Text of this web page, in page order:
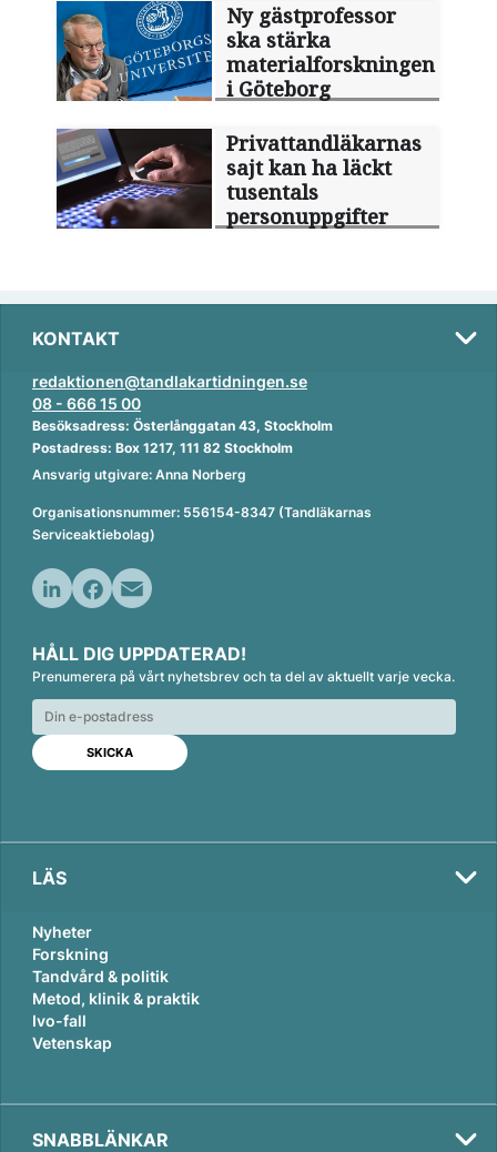
Ny gästprofessor
ska stärka
materialforskningen
i Göteborg
Privattandläkarnas
sajt kan ha läckt
tusentals
personuppgifter
KONTAKT
redaktionen@tandlakartidningen.se
08 - 666 15 00
Besöksadress: Österlånggatan 43, Stockholm
Postadress: Box 1217, 111 82 Stockholm
Ansvarig utgivare: Anna Norberg
Organisationsnummer: 556154-8347 (Tandläkarnas
Serviceaktiebolag)
n
k
e
d
n
c
e
b
o
o
k
a
i
l
HÅLL DIG UPPDATERAD!
Prenumerera på vårt nyhetsbrev och ta del av aktuellt varje vecka.
LÄS
Nyheter
Forskning
Tandvård & politik
Metod, klinik & praktik
Ivo-fall
Vetenskap
SNABBLÄNKAR